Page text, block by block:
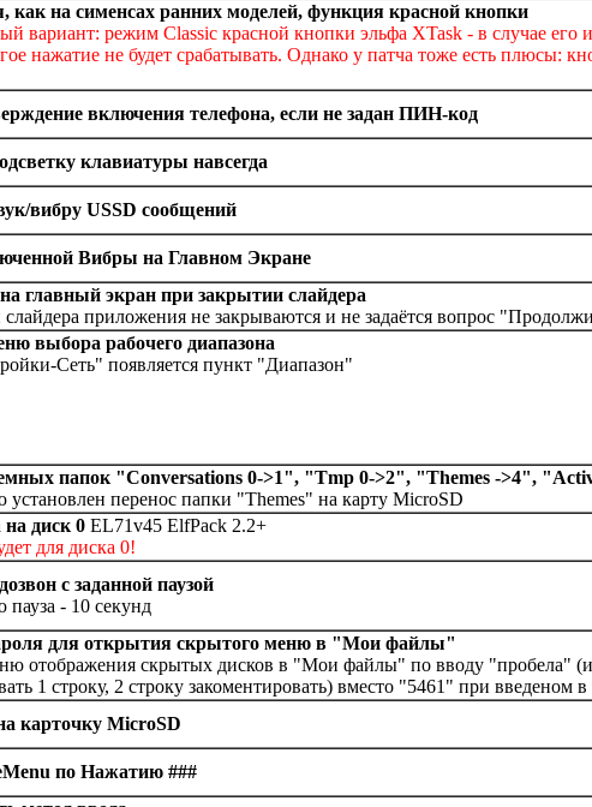
как на сименсах ранних моделей, функция красной кнопки
вариант: режим Classic красной кнопки эльфа XTask - в случае его
нажатие не будет срабатывать. Однако у патча тоже есть плюсы:
включения телефона, если не задан ПИН-код
клавиатуры навсегда
вибру USSD сообщений
Вибры на Главном Экране
главный экран при закрытии слайдера
приложения не закрываются и не задаётся вопрос
выбора рабочего диапазона
Сеть" появляется пункт "Диапазон"
папок "Conversations 0->1", "Tmp 0->2", "Themes ->4",
перенос папки "Themes" на карту MicroSD
диск 0 EL71v45 ElfPack 2.2+
для диска 0!
с заданной паузой
- 10 секунд
для открытия скрытого меню в "Мои файлы"
отображения скрытых дисков в "Мои файлы" по вводу "пробела"
1 строку, 2 строку закоментировать) вместо "5461" при введеном
карточку MicroSD
по Нажатию ###